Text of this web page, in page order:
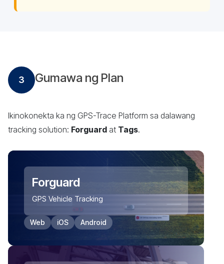
3 Gumawa ng Plan
Ikinokonekta ka ng GPS-Trace Platform sa dalawang
tracking solution: Forguard at Tags.
Forguard
GPS Vehicle Tracking
Web iOS Android